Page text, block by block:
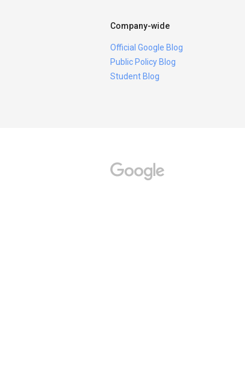
Company-wide
Official Google Blog
Public Policy Blog
Student Blog